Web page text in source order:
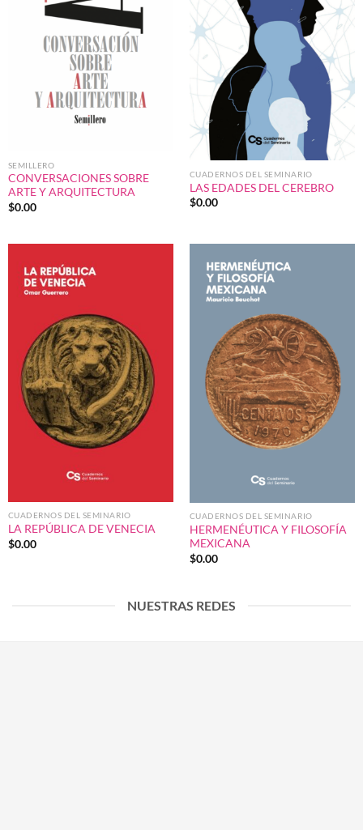
SEMILLERO
CONVERSACIONES SOBRE
ARTE Y ARQUITECTURA
$0.00
CUADERNOS DEL SEMINARIO
LAS EDADES DEL CEREBRO
$0.00
CUADERNOS DEL SEMINARIO
LA REPÚBLICA DE VENECIA
$0.00
CUADERNOS DEL SEMINARIO
HERMENÉUTICA Y FILOSOFÍA
MEXICANA
$0.00
NUESTRAS REDES